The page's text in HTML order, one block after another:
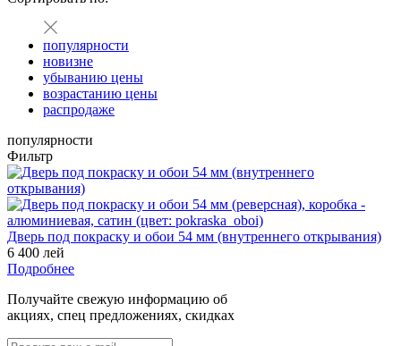
популярности
новизне
убыванию цены
возрастанию цены
распродаже
популярности
Фильтр
Дверь под покраску и обои 54 мм (внутреннего открывания)
6 400 лей
Подробнее
Получайте свежую информацию об
акциях, спец предложениях, скидках